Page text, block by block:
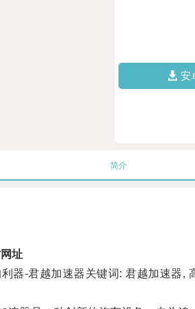
安
简介
址
-君越加速器关键词: 君越加速器,